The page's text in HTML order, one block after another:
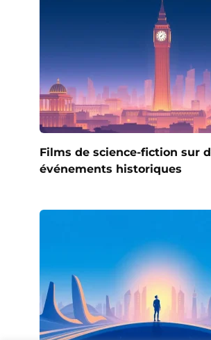
Films de science-fiction sur
événements historiques